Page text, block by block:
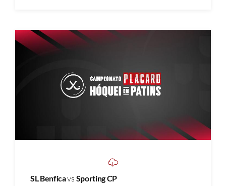
SL Benficavs Sporting CP